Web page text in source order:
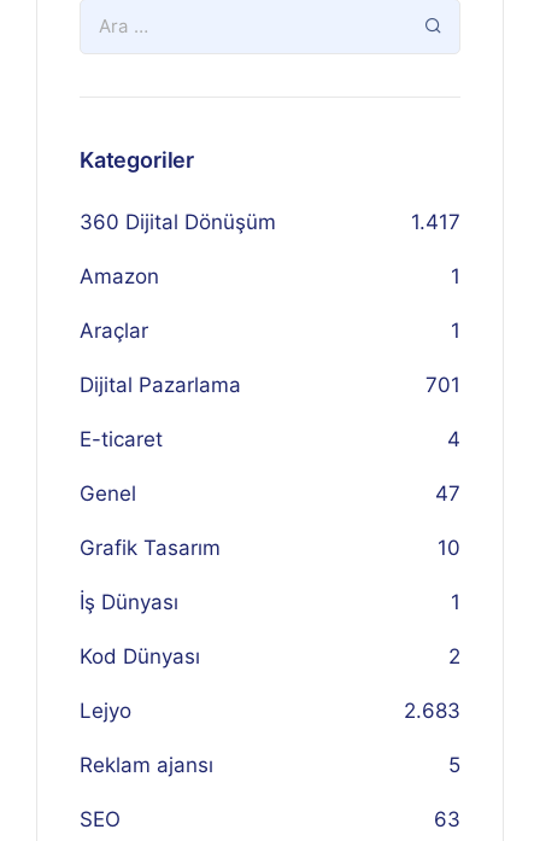
Kategoriler
360 Dijital Dönüşüm 1.417
Amazon 1
Araçlar 1
Dijital Pazarlama 701
E-ticaret 4
Genel 47
Grafik Tasarım 10
İş Dünyası 1
Kod Dünyası 2
Lejyo 2.683
Reklam ajansı 5
SEO 63